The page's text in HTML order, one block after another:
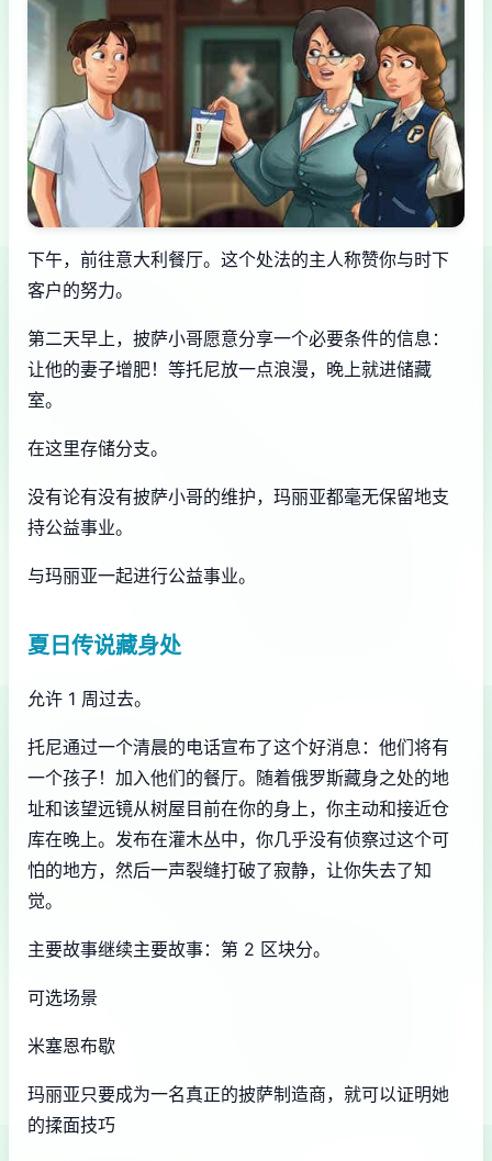
下午，前往意大利餐厅。这个处法的主人称赞你与时下
客户的努力。
第二天早上，披萨小哥愿意分享一个必要条件的信息：
让他的妻子增肥！等托尼放一点浪漫，晚上就进储藏
室。
在这里存储分支。
没有论有没有披萨小哥的维护，玛丽亚都毫无保留地支
持公益事业。
与玛丽亚一起进行公益事业。
夏日传说藏身处
允许 1 周过去。
托尼通过一个清晨的电话宣布了这个好消息：他们将有
一个孩子！加入他们的餐厅。随着俄罗斯藏身之处的地
址和该望远镜从树屋目前在你的身上，你主动和接近仓
库在晚上。发布在灌木丛中，你几乎没有侦察过这个可
怕的地方，然后一声裂缝打破了寂静，让你失去了知
觉。
主要故事继续主要故事：第 2 区块分。
可选场景
米塞恩布歇
玛丽亚只要成为一名真正的披萨制造商，就可以证明她
的揉面技巧